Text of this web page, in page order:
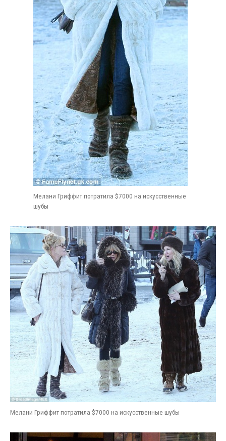
Мелани Гриффит потратила $7000 на искусственные
шубы
Мелани Гриффит потратила $7000 на искусственные шубы